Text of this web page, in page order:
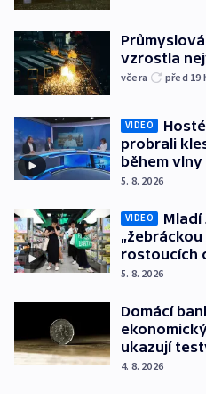
vzrostla
včera před 19
VIDEO
probrali
během
5. 8. 2026
VIDEO
Mladí
rostoucích
5. 8. 2026
Domácí
ukazují
4. 8. 2026